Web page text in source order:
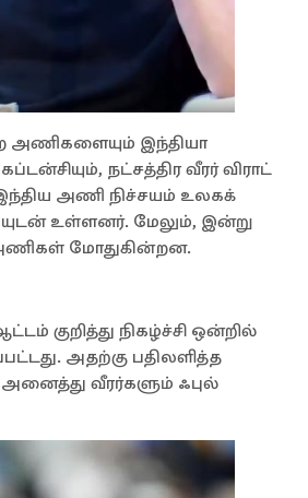
அணிகளையும் இந்தியா
நட்சத்திர வீரர் விராட்
அணி நிச்சயம் உலகக்
உள்ளனர். மேலும், இன்று
மோதுகின்றன.
குறித்து நிகழ்ச்சி ஒன்றில்
அதற்கு பதிலளித்த
வீரர்களும் ஃபுல்